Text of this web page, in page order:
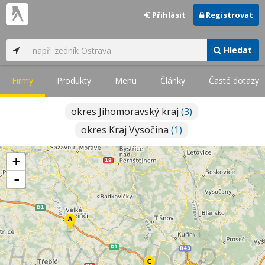
Hledat
Přihlásit Registrovat
Firmy Produkty Menu Články Časté dotazy
okres Jihomoravský kraj (3)
okres Kraj Vysočina (1)
+
-